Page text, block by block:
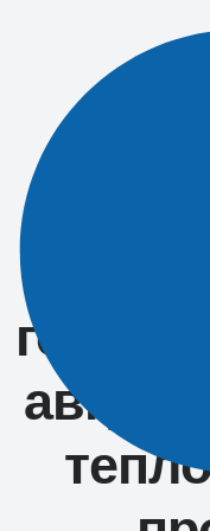
содержимому